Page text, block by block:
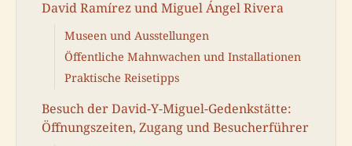
David Ramírez und Miguel Ángel Rivera
Museen und Ausstellungen
Öffentliche Mahnwachen und Installationen
Praktische Reisetipps
Besuch der David-Y-Miguel-Gedenkstätte:
Öffnungszeiten, Zugang und Besucherführer